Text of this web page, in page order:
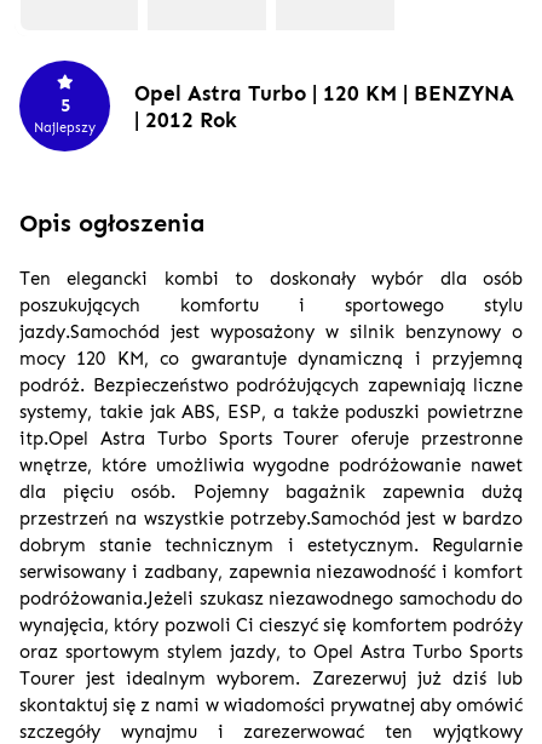
5
Najlepszy
Opel Astra Turbo | 120 KM | BENZYNA
| 2012 Rok
Opis ogłoszenia
Ten elegancki kombi to doskonały wybór dla osób
poszukujących komfortu i sportowego stylu
jazdy.Samochód jest wyposażony w silnik benzynowy o
mocy 120 KM, co gwarantuje dynamiczną i przyjemną
podróż. Bezpieczeństwo podróżujących zapewniają liczne
systemy, takie jak ABS, ESP, a także poduszki powietrzne
itp.Opel Astra Turbo Sports Tourer oferuje przestronne
wnętrze, które umożliwia wygodne podróżowanie nawet
dla pięciu osób. Pojemny bagażnik zapewnia dużą
przestrzeń na wszystkie potrzeby.Samochód jest w bardzo
dobrym stanie technicznym i estetycznym. Regularnie
serwisowany i zadbany, zapewnia niezawodność i komfort
podróżowania.Jeżeli szukasz niezawodnego samochodu do
wynajęcia, który pozwoli Ci cieszyć się komfortem podróży
oraz sportowym stylem jazdy, to Opel Astra Turbo Sports
Tourer jest idealnym wyborem. Zarezerwuj już dziś lub
skontaktuj się z nami w wiadomości prywatnej aby omówić
szczegóły wynajmu i zarezerwować ten wyjątkowy